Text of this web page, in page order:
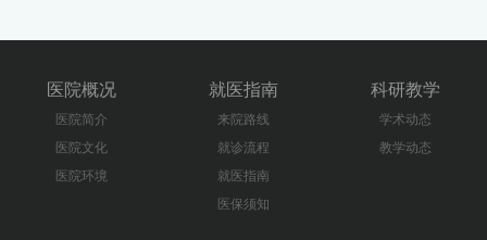
医院概况
医院简介
医院文化
医院环境
就医指南
来院路线
就诊流程
就医指南
医保须知
科研教学
学术动态
教学动态